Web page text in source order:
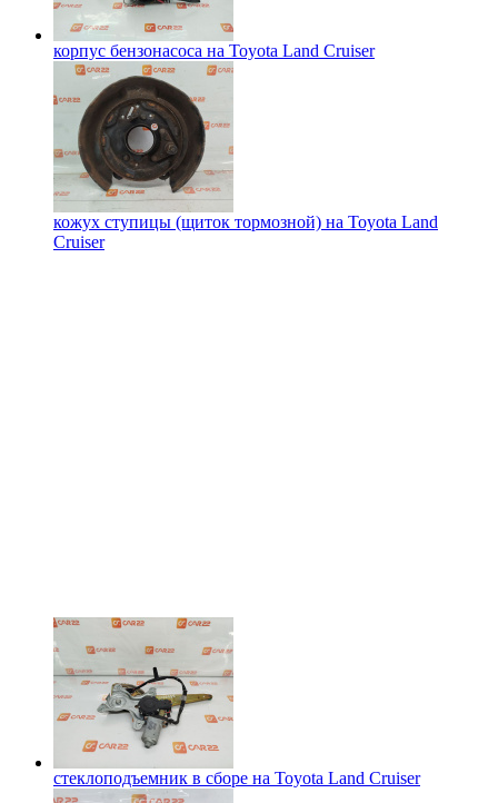
корпус бензонасоса на Toyota Land Cruiser
кожух ступицы (щиток тормозной) на Toyota Land
Cruiser
стеклоподъемник в сборе на Toyota Land Cruiser